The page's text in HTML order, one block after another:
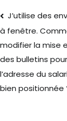
J’utilise des
à fenêtre.
modifier la mise
des bulletins
l’adresse du
bien positionnée